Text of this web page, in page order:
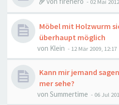
Möbel mit Holzwurm
überhaupt möglich
von Klein - 12 Mär 2009, 12:17
Kann mir jemand
mer sehe?
von Summertime - 06 Jul